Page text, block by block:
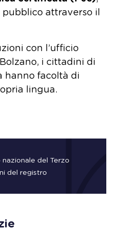
pubblico attraverso il
con l’ufficio
i cittadini di
hanno facoltà di
lingua.
del Terzo
del registro